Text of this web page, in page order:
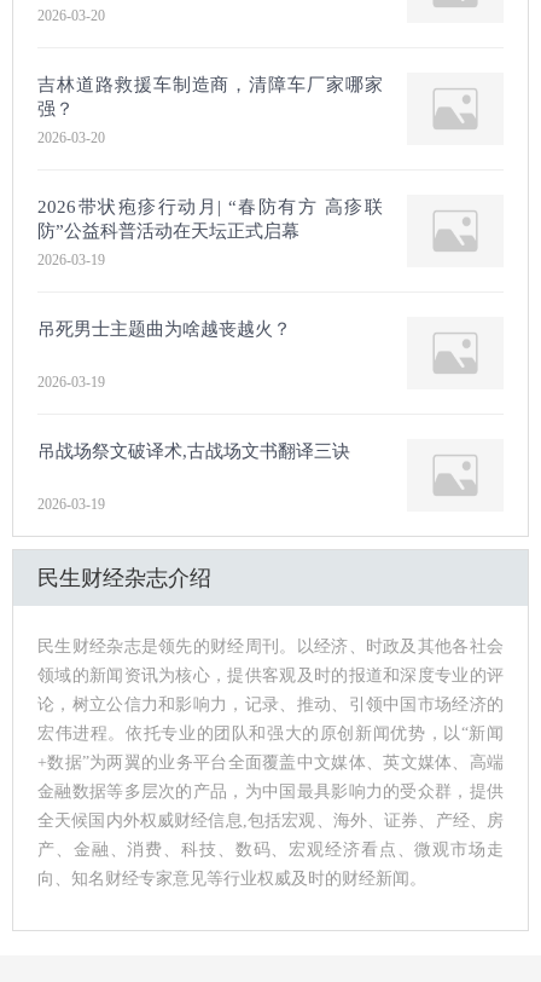
2026-03-20
吉林道路救援车制造商，清障车厂家哪家
强？
2026-03-20
2026带状疱疹行动月| “春防有方 高疹联
防”公益科普活动在天坛正式启幕
2026-03-19
吊死男士主题曲为啥越丧越火？
2026-03-19
吊战场祭文破译术,古战场文书翻译三诀
2026-03-19
民生财经杂志介绍
民生财经杂志是领先的财经周刊。以经济、时政及其他各社会
领域的新闻资讯为核心，提供客观及时的报道和深度专业的评
论，树立公信力和影响力，记录、推动、引领中国市场经济的
宏伟进程。依托专业的团队和强大的原创新闻优势，以“新闻
+数据”为两翼的业务平台全面覆盖中文媒体、英文媒体、高端
金融数据等多层次的产品，为中国最具影响力的受众群，提供
全天候国内外权威财经信息,包括宏观、海外、证券、产经、房
产、金融、消费、科技、数码、宏观经济看点、微观市场走
向、知名财经专家意见等行业权威及时的财经新闻。